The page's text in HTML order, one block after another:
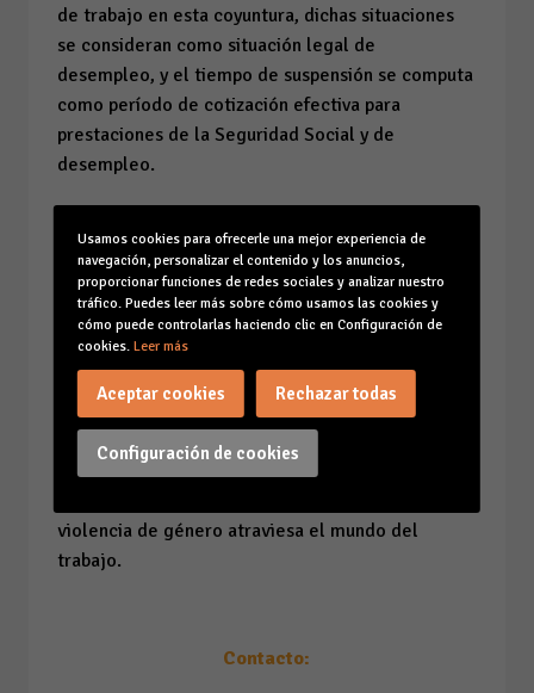
de trabajo en esta coyuntura, dichas situaciones
se consideran como situación legal de
desempleo, y el tiempo de suspensión se computa
como período de cotización efectiva para
prestaciones de la Seguridad Social y de
desempleo.
En cuanto a las trabajadoras autónomas víctimas
de violencia de género, si cesan su actividad para
garantizar su protección, se suspende su
obligación de cotización durante seis meses, los
cuales se computan como cotización efectiva, y su
En definitiva, el 25N es una llamada a reforzar las
políticas y prácticas laborales que protejan a las
mujeres vulnerables, asegurando que la empresa
violencia de género atraviesa el mundo del
trabajo.
Contacto:
Usamos cookies para ofrecerle una mejor experiencia de
navegación, personalizar el contenido y los anuncios,
proporcionar funciones de redes sociales y analizar nuestro
tráfico. Puedes leer más sobre cómo usamos las cookies y
cómo puede controlarlas haciendo clic en Configuración de
cookies. Leer más
Configuración de cookies
Aceptar cookies Rechazar todas